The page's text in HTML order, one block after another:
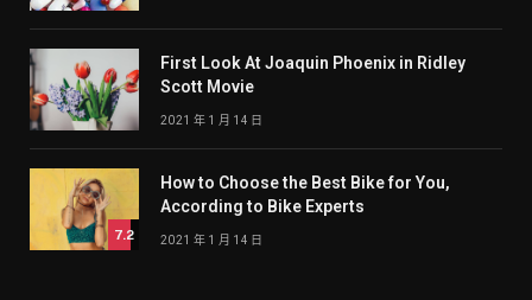
First Look At Joaquin Phoenix in Ridley
Scott Movie
2021 年 1 月 14 日
7.2
How to Choose the Best Bike for You,
According to Bike Experts
2021 年 1 月 14 日